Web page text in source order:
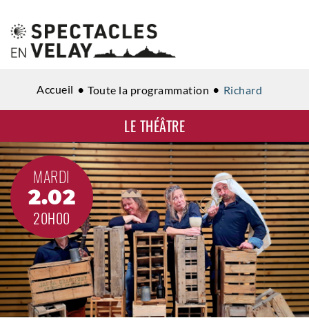
LE THÉÂTRE
Accueil Toute la programmation Richard
MARDI
2.02
20H00